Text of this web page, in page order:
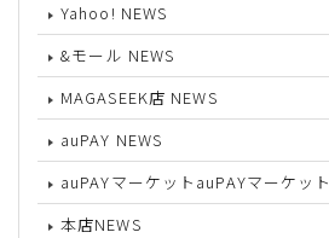
Yahoo! NEWS
&モール NEWS
MAGASEEK店 NEWS
auPAY NEWS
auPAYマーケットauPAYマーケット
本店NEWS